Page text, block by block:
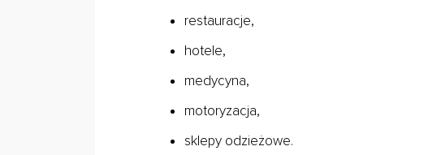
restauracje,
hotele,
medycyna,
motoryzacja,
sklepy odzieżowe.